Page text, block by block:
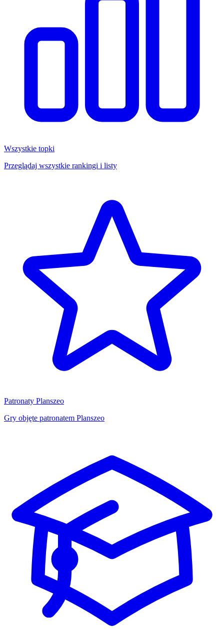
Wszystkie topki
Przeglądaj wszystkie rankingi i listy
Patronaty Planszeo
Gry objęte patronatem Planszeo